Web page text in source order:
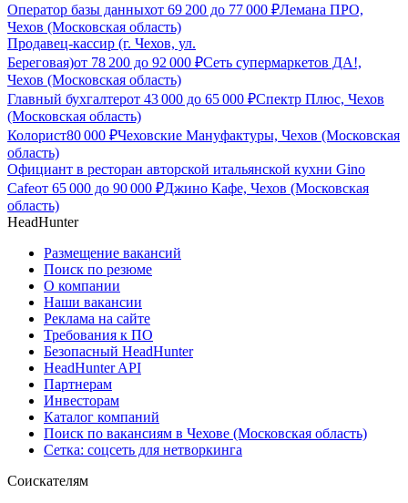
Оператор базы данныхот 69 200 до 77 000 ₽Лемана ПРО,
Чехов (Московская область)
Продавец-кассир (г. Чехов, ул.
Береговая)от 78 200 до 92 000 ₽Сеть супермаркетов ДА!,
Чехов (Московская область)
Главный бухгалтерот 43 000 до 65 000 ₽Спектр Плюс, Чехов
(Московская область)
Колорист80 000 ₽Чеховские Мануфактуры, Чехов (Московская
область)
Официант в ресторан авторской итальянской кухни Gino
Cafeот 65 000 до 90 000 ₽Джино Кафе, Чехов (Московская
область)
HeadHunter
Размещение вакансий
Поиск по резюме
О компании
Наши вакансии
Реклама на сайте
Требования к ПО
Безопасный HeadHunter
HeadHunter API
Партнерам
Инвесторам
Каталог компаний
Поиск по вакансиям в Чехове (Московская область)
Сетка: соцсеть для нетворкинга
Соискателям